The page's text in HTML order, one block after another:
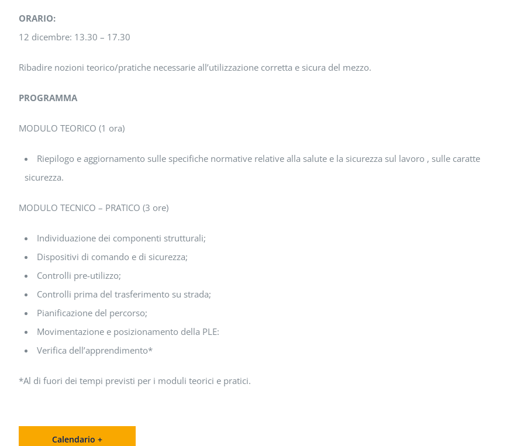
ORARIO:
12 dicembre: 13.30 – 17.30
Ribadire nozioni teorico/pratiche necessarie all’utilizzazione corretta e sicura del mezzo.
PROGRAMMA
MODULO TEORICO (1 ora)
Riepilogo e aggiornamento sulle specifiche normative relative alla salute e la sicurezza sul lavoro , sulle caratteristiche
sicurezza.
MODULO TECNICO – PRATICO (3 ore)
Individuazione dei componenti strutturali;
Dispositivi di comando e di sicurezza;
Controlli pre-utilizzo;
Controlli prima del trasferimento su strada;
Pianificazione del percorso;
Movimentazione e posizionamento della PLE:
Verifica dell’apprendimento*
*Al di fuori dei tempi previsti per i moduli teorici e pratici.
Calendario +